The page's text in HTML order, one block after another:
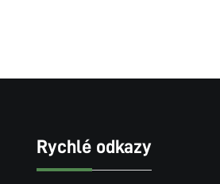
Rychlé odkazy